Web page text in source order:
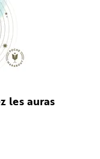
les auras